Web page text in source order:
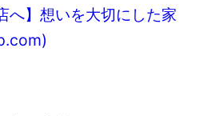
へ】想いを大切にした家